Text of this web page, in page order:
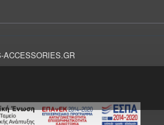
ACCESSORIES.GR